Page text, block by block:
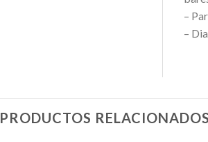
–
–
PRODUCTOS RELACIONADOS